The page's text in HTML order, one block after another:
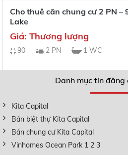
Cho thuê căn chung cư 2 PN –
Lake
Giá: Thương lượng
90 2 PN 1 WC
Danh mục tin đăng
Kita Capital
Bán biệt thự Kita Capital
Bán chung cư Kita Capital
Vinhomes Ocean Park 1 2 3